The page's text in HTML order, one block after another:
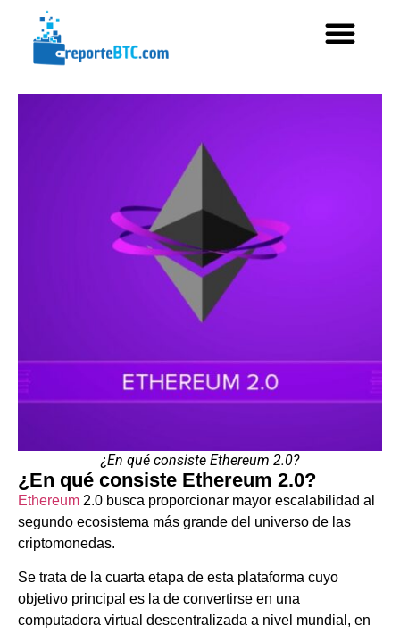
¿En qué consiste Ethereum 2.0?
¿En qué consiste Ethereum 2.0?
Ethereum 2.0 busca proporcionar mayor escalabilidad al
segundo ecosistema más grande del universo de las
criptomonedas.
Se trata de la cuarta etapa de esta plataforma cuyo
objetivo principal es la de convertirse en una
computadora virtual descentralizada a nivel mundial, en